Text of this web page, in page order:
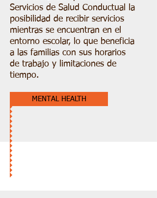
Servicios de Salud Conductual la
posibilidad de recibir servicios
mientras se encuentran en el
entorno escolar, lo que beneficia
a las familias con sus horarios
de trabajo y limitaciones de
tiempo.
MENTAL HEALTH